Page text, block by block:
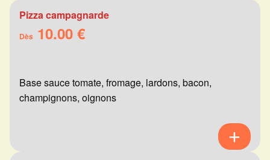
Pizza campagnarde
Dès 10.00 €
Base sauce tomate, fromage, lardons, bacon,
champignons, oignons